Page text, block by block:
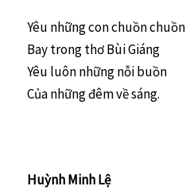
Yêu những con chuồn chuồn
Bay trong thơ Bùi Giáng
Yêu luôn những nỗi buồn
Của những đêm về sáng.
Huỳnh Minh Lệ